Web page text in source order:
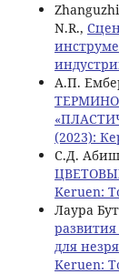
N.R.,
А.П.
(2023):
С.Д.
Keruen:
Лаура
для
Keruen: